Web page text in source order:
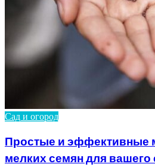
Сад и огород
Простые и эффективные
мелких семян для вашего